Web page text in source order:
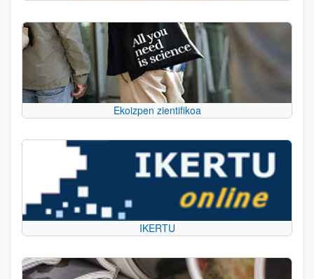
Ekoizpen zientifikoa
IKERTU